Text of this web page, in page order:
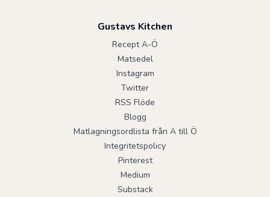
Gustavs Kitchen
Recept A-Ö
Matsedel
Instagram
Twitter
RSS Flöde
Blogg
Matlagningsordlista från A till Ö
Integritetspolicy
Pinterest
Medium
Substack